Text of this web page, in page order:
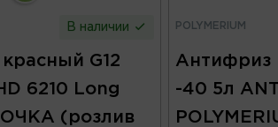
В наличии
G12
6210 Long
(розлив
POLYMERIUM
Антифриз
-40 5л